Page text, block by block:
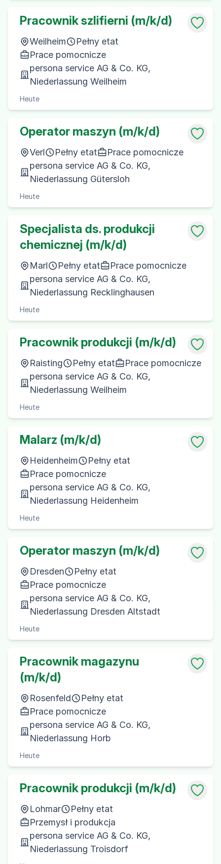
Pracownik szlifierni (m/k/d)
Weilheim
Pełny etat
Prace pomocnicze
persona service AG & Co. KG,
Niederlassung Weilheim
Heute
Operator maszyn (m/k/d)
Verl Pełny etat
Prace pomocnicze
persona service AG & Co. KG,
Niederlassung Gütersloh
Heute
Specjalista ds. produkcji
chemicznej (m/k/d)
Marl Pełny etat
Prace pomocnicze
persona service AG & Co. KG,
Niederlassung Recklinghausen
Heute
Pracownik produkcji (m/k/d)
Raisting Pełny etat
Prace pomocnicze
persona service AG & Co. KG,
Niederlassung Weilheim
Heute
Malarz (m/k/d)
Heidenheim
Pełny etat
Prace pomocnicze
persona service AG & Co. KG,
Niederlassung Heidenheim
Heute
Operator maszyn (m/k/d)
Dresden
Pełny etat
Prace pomocnicze
persona service AG & Co. KG,
Niederlassung Dresden Altstadt
Heute
Pracownik magazynu
(m/k/d)
Rosenfeld
Pełny etat
Prace pomocnicze
persona service AG & Co. KG,
Niederlassung Horb
Heute
Pracownik produkcji (m/k/d)
Lohmar
Pełny etat
Przemysł i produkcja
persona service AG & Co. KG,
Niederlassung Troisdorf